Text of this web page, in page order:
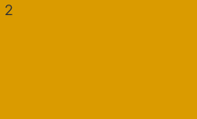
2